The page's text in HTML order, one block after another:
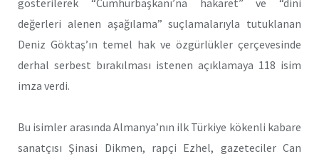
değerleri alenen aşağılama” suçlamalarıyla tutuklanan
Deniz Göktaş’ın temel hak ve özgürlükler çerçevesinde
derhal serbest bırakılması istenen açıklamaya 118 isim
imza verdi.
Bu isimler arasında Almanya’nın ilk Türkiye kökenli kabare
sanatçısı Şinasi Dikmen, rapçi Ezhel, gazeteciler Can